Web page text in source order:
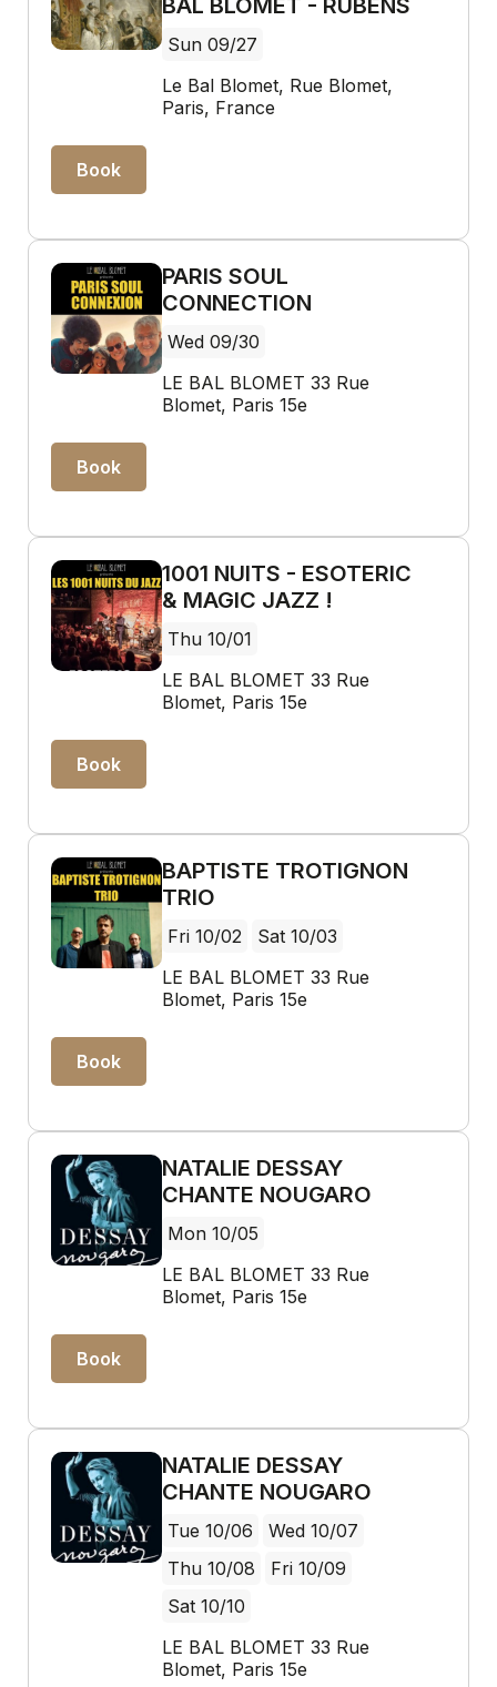
BAL BLOMET - RUBENS
Sun 09/27
Le Bal Blomet, Rue Blomet,
Paris, France
Book
PARIS SOUL
CONNECTION
Wed 09/30
LE BAL BLOMET 33 Rue
Blomet, Paris 15e
Book
1001 NUITS - ESOTERIC
& MAGIC JAZZ !
Thu 10/01
LE BAL BLOMET 33 Rue
Blomet, Paris 15e
Book
BAPTISTE TROTIGNON
TRIO
Fri 10/02
Sat 10/03
LE BAL BLOMET 33 Rue
Blomet, Paris 15e
Book
NATALIE DESSAY
CHANTE NOUGARO
Mon 10/05
LE BAL BLOMET 33 Rue
Blomet, Paris 15e
Book
NATALIE DESSAY
CHANTE NOUGARO
Tue 10/06
Wed 10/07
Thu 10/08
Fri 10/09
Sat 10/10
LE BAL BLOMET 33 Rue
Blomet, Paris 15e